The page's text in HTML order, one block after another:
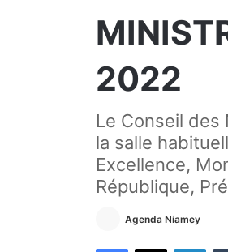
2022
Le Conseil des
la salle
Excellence,
République,
Agenda Niamey